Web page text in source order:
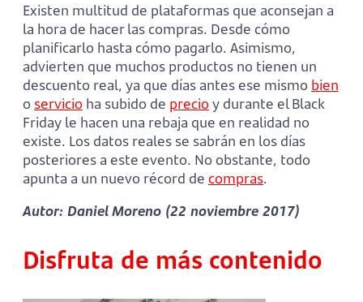
Existen multitud de plataformas que aconsejan a
la hora de hacer las compras. Desde cómo
planificarlo hasta cómo pagarlo. Asimismo,
advierten que muchos productos no tienen un
descuento real, ya que días antes ese mismo bien
o servicio ha subido de precioy durante el Black
Friday le hacen una rebaja que en realidad no
existe. Los datos reales se sabrán en los días
posteriores a este evento. No obstante, todo
apunta a un nuevo récord de compras.
Autor: Daniel Moreno (22 noviembre 2017)
Disfruta de más contenido